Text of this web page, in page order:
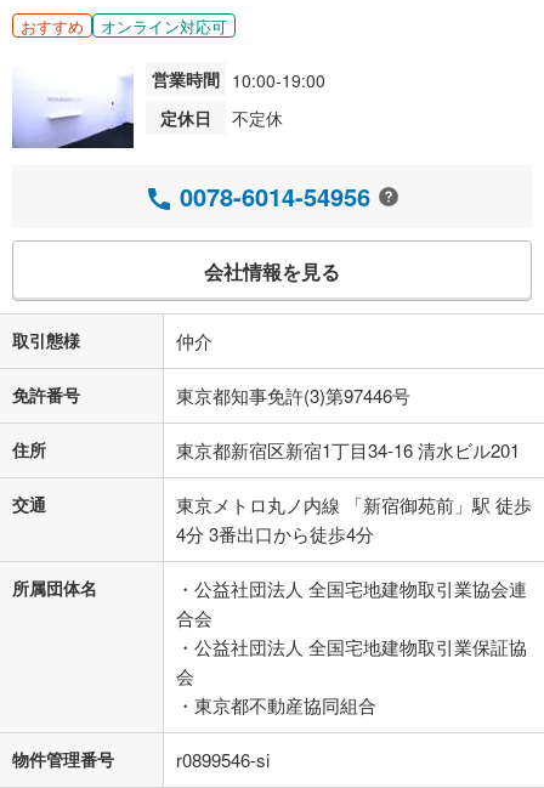
おすすめ オンライン対応可
営業時間 10:00-19:00
定休日
不定休
0078-6014-54956
会社情報を見る
取引態様 仲介
免許番号 東京都知事免許(3)第97446号
住所 東京都新宿区新宿1丁目34-16 清水ビル201
交通
東京メトロ丸ノ内線 「新宿御苑前」駅 徒歩
4分 3番出口から徒歩4分
所属団体名
・公益社団法人 全国宅地建物取引業協会連
合会
・公益社団法人 全国宅地建物取引業保証協
会
・東京都不動産協同組合
物件管理番号 r0899546-si